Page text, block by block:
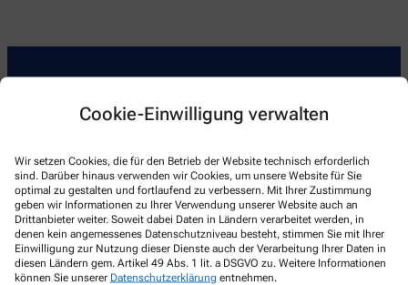
Cookie-Einwilligung verwalten
Wir setzen Cookies, die für den Betrieb der Website technisch erforderlich
sind. Darüber hinaus verwenden wir Cookies, um unsere Website für Sie
optimal zu gestalten und fortlaufend zu verbessern. Mit Ihrer Zustimmung
geben wir Informationen zu Ihrer Verwendung unserer Website auch an
Drittanbieter weiter. Soweit dabei Daten in Ländern verarbeitet werden, in
denen kein angemessenes Datenschutzniveau besteht, stimmen Sie mit Ihrer
Einwilligung zur Nutzung dieser Dienste auch der Verarbeitung Ihrer Daten in
diesen Ländern gem. Artikel 49 Abs. 1 lit. a DSGVO zu. Weitere Informationen
können Sie unserer Datenschutzerklärung entnehmen.
Neue Apotheke
Hauptstraße 144,66976 Rodalben
+49-633116828
+49-633118030
info@neue-apotheke-rodalben.de